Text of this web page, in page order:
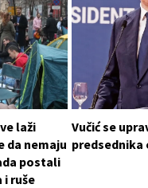
laži
da nemaju
postali
i ruše
Vučić se
predsednika